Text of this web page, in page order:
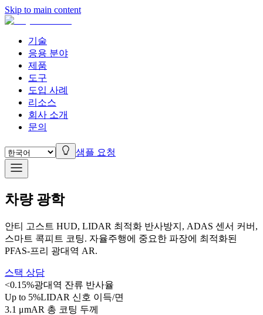
Skip to main content
기술
응용 분야
제품
도구
도입 사례
리소스
회사 소개
문의
샘플 요청
차량 광학
안티 고스트 HUD, LIDAR 최적화 반사방지, ADAS 센서 커버,
스마트 콕피트 코팅. 자율주행에 중요한 파장에 최적화된
PFAS-프리 광대역 AR.
스택 상담
<0.15%광대역 잔류 반사율
Up to 5%LIDAR 신호 이득/면
3.1 μmAR 총 코팅 두께